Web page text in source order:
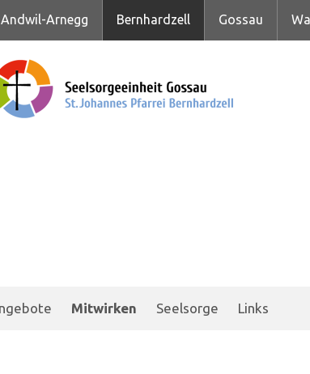
Andwil-Arnegg Bernhardzell Gossau
Mitwirken Seelsorge Links